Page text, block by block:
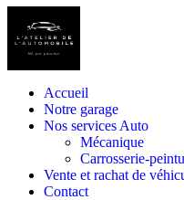
Accueil
Notre garage
Nos services Auto
Mécanique
Carrosserie-
Vente et rachat de
Contact